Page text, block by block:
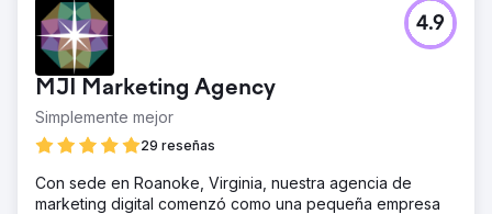
MJI Marketing Agency
Simplemente mejor
29 reseñas
4.9
Con sede en Roanoke, Virginia, nuestra agencia de
marketing digital comenzó como una pequeña empresa